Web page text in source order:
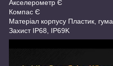
Акселерометр Є
Компас Є
Матеріал корпусу Пластик, гума
Захист IP68, IP69K